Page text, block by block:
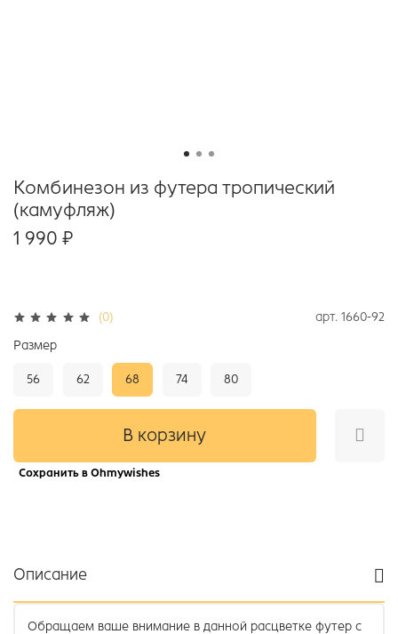
(0) арт. 1660-92
Комбинезон из футера тропический
(камуфляж)
1 990 ₽
В корзину
Сохранить в Ohmywishes
Размер
56 62 68 74 80
Описание
Обращаем ваше внимание в данной расцветке футер с